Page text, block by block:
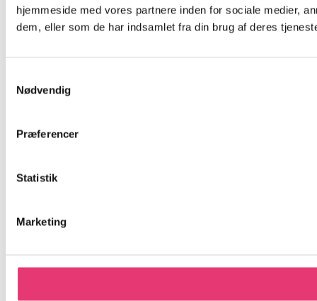
hjemmeside med vores partnere inden for sociale medier,
dem, eller som de har indsamlet fra din brug af deres
Nødvendig
Præferencer
Statistik
Marketing